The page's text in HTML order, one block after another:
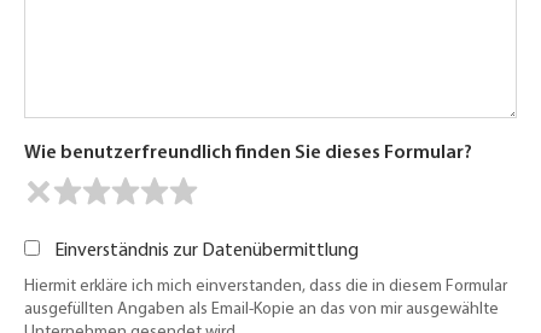
Wie benutzerfreundlich finden Sie dieses Formular?
Einverständnis zur Datenübermittlung
Hiermit erkläre ich mich einverstanden, dass die in diesem Formular
ausgefüllten Angaben als Email-Kopie an das von mir ausgewählte